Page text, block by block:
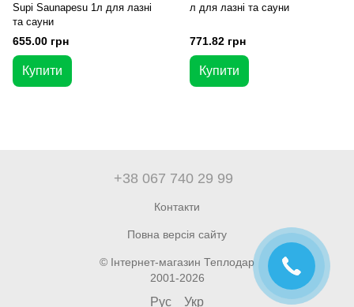
Supi Saunapesu 1л для лазні
та сауни
655.00 грн
Купити
л для лазні та сауни
771.82 грн
Купити
+38 067 740 29 99
Контакти
Повна версія сайту
© Інтернет-магазин Теплодар
2001-2026
Рус Укр